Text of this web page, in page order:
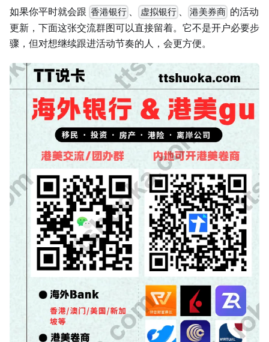
如果你平时就会跟 香港银行 、 虚拟银行、 港美券商 的活动
更新，下面这张交流群图可以直接留着。它不是开户必要步
骤，但对想继续跟进活动节奏的人，会更方便。